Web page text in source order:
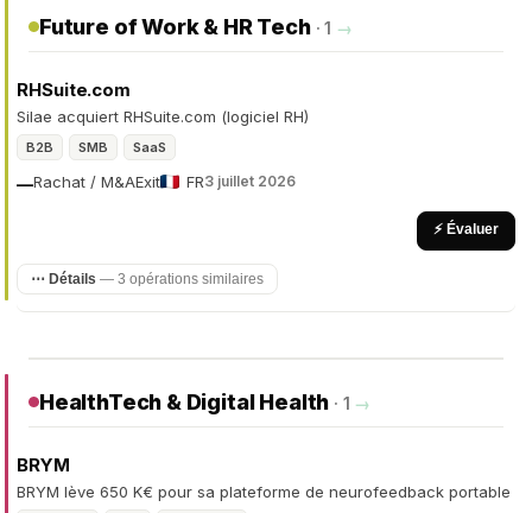
Future of Work & HR Tech · 1 →
RHSuite.com
Silae acquiert RHSuite.com (logiciel RH)
B2B SMB SaaS
Rachat / M&A
— Exit FR3 juillet 2026
⚡ Évaluer
⋯ Détails — 3 opérations similaires
HealthTech & Digital Health · 1 →
BRYM
BRYM lève 650 K€ pour sa plateforme de neurofeedback portable